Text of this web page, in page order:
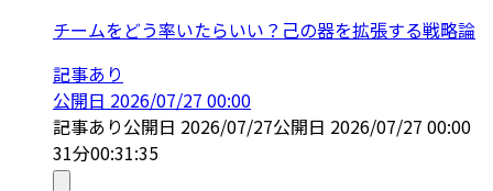
チームをどう率いたらいい？己の器を拡張する戦略論
記事あり
公開日 2026/07/27 00:00
記事あり公開日 2026/07/27公開日 2026/07/27 00:00
31分00:31:35